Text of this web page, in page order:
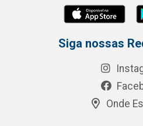
Siga nossas
Onde